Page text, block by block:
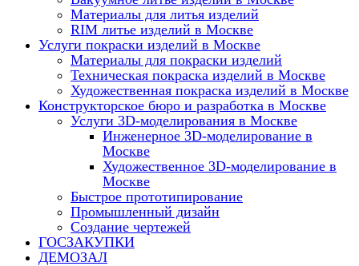
Материалы для литья изделий
RIM литье изделий в Москве
Услуги покраски изделий в Москве
Материалы для покраски изделий
Техническая покраска изделий в Москве
Художественная покраска изделий в Москве
Конструкторское бюро и разработка в Москве
Услуги 3D-моделирования в Москве
Инженерное 3D-моделирование в
Москве
Художественное 3D-моделирование в
Москве
Быстрое прототипирование
Промышленный дизайн
Создание чертежей
ГОСЗАКУПКИ
ДЕМОЗАЛ